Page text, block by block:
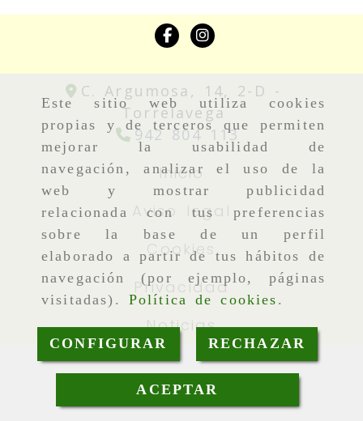
Este sitio web utiliza cookies
propias y de terceros que permiten
mejorar la usabilidad de
navegación, analizar el uso de la
web y mostrar publicidad
relacionada con tus preferencias
sobre la base de un perfil
elaborado a partir de tus hábitos de
navegación (por ejemplo, páginas
visitadas). Política de cookies .
CONFIGURAR RECHAZAR
ACEPTAR
C. Argumosa, 14, 2-D -
Torrelavega
942 804 113
Inicio
Aviso legal
Cookies
Privacidad
Noticias